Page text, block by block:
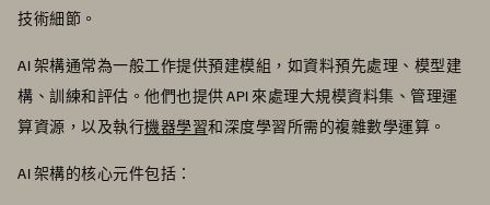
技術細節。
AI 架構通常為一般工作提供預建模組，如資料預先處理、模型建
構、訓練和評估。他們也提供 API 來處理大規模資料集、管理運
算資源，以及執行機器學習和深度學習所需的複雜數學運算。
AI 架構的核心元件包括：